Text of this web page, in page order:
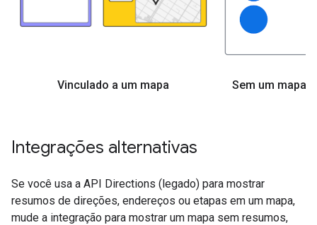
Vinculado a um mapa Sem um mapa
Integrações alternativas
Se você usa a API Directions (legado) para mostrar
resumos de direções, endereços ou etapas em um mapa,
mude a integração para mostrar um mapa sem resumos,